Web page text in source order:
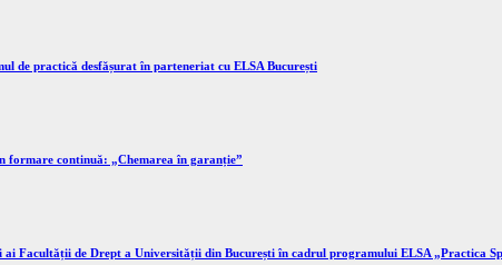
de practică desfășurat în parteneriat cu ELSA București
formare continuă: „Chemarea în garanție”
ai Facultății de Drept a Universității din București în cadrul programului ELSA „Practica